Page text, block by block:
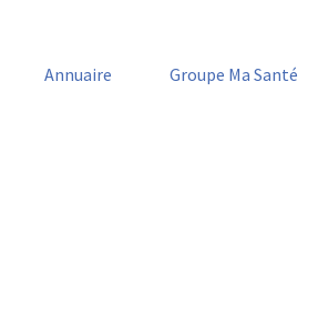
Annuaire Groupe Ma Santé